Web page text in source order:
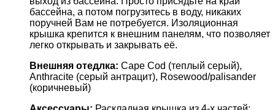
бассейна, а потом погрузитесь в воду, никаких
поручней Вам не потребуется. Изоляционная
крышка крепится к внешним панелям, что позволяет
легко открывать и закрывать её.
Внешняя отедлка: Cape Cod (теплый серый),
Anthracite (серый антрацит), Rosewood/palisander
(коричневый)